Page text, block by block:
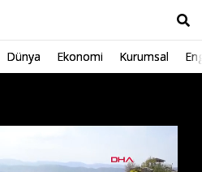
Dünya Ekonomi Kurumsal